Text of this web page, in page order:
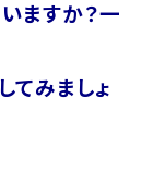
ますか？一
てみましょ